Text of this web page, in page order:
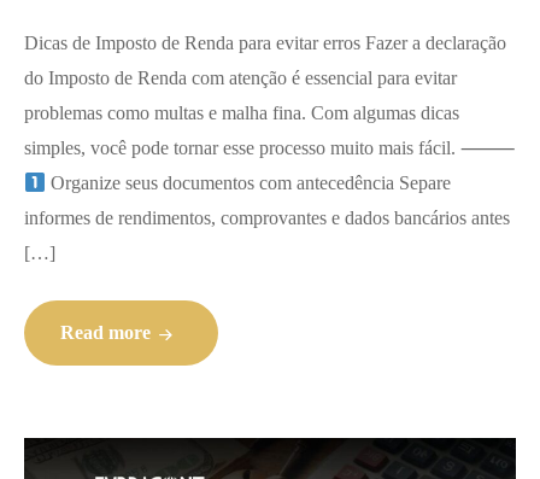
Dicas de Imposto de Renda para evitar erros Fazer a declaração
do Imposto de Renda com atenção é essencial para evitar
problemas como multas e malha fina. Com algumas dicas
simples, você pode tornar esse processo muito mais fácil. ⸻
Organize seus documentos com antecedência Separe
informes de rendimentos, comprovantes e dados bancários antes
[…]
Read more